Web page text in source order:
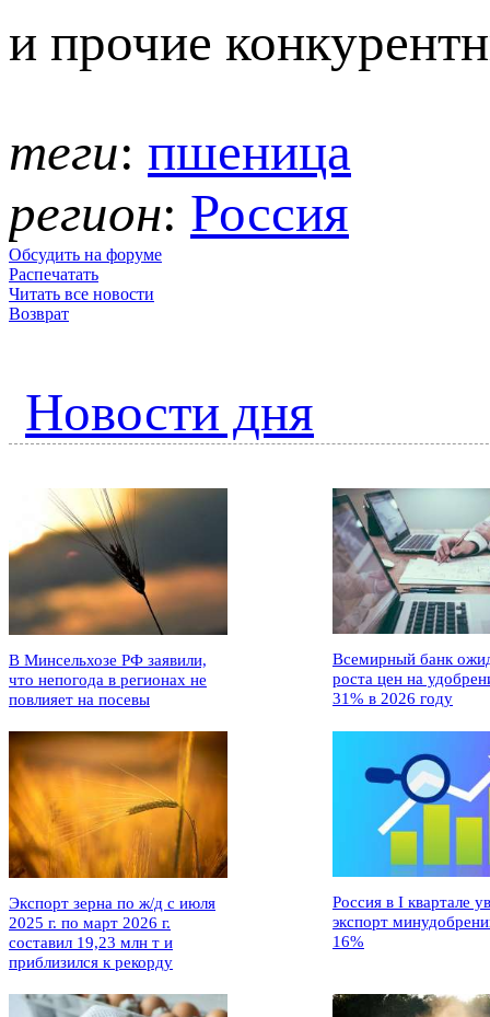
и прочие
теги: пшеница
регион: Россия
Обсудить на форуме
Распечатать
Читать все новости
Возврат
Новости дня
В Минсельхозе РФ заявили,
что непогода в регионах не
повлияет на посевы
Всемирный банк
роста цен на
31% в 2026 году
Экспорт зерна по ж/д с июля
2025 г. по март 2026 г.
составил 19,23 млн т и
приблизился к рекорду
Россия в I квартале
экспорт
16%